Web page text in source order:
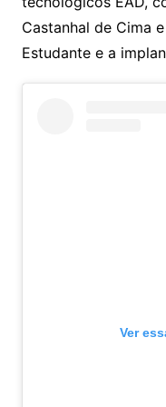
Castanhal de Cima
Estudante e a
Ver